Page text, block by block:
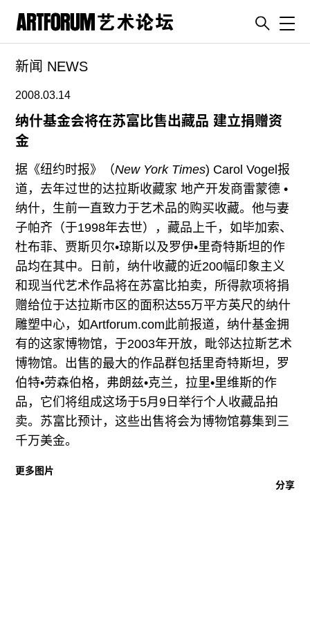
artguide
新闻
展评
杂志
专栏
视频
ENGLISH
ART & EDUCATION
广告
订阅
往期内容
联系我们
关注我们
新闻 NEWS
2008.03.14
纳什基金会将在苏富比售出藏品 建立捐赠资
金
据《纽约时报》（New York Times) Carol Vogel报
道，去年过世的达拉斯收藏家 地产开发商雷蒙德 •
纳什，生前一直致力于艺术品的购买收藏。他与妻
子帕齐（于1998年去世），藏品上千，如毕加索、
杜布菲、贾斯贝尔•琼斯以及罗伊•里奇特斯坦的作
品均在其中。日前，纳什收藏的近200幅印象主义
和现当代艺术作品将在苏富比拍卖，所得款项将捐
赠给位于达拉斯市区的面积达55万平方英尺的纳什
雕塑中心，如Artforum.com此前报道，纳什基金拥
有的这家博物馆，于2003年开放，毗邻达拉斯艺术
博物馆。出售的最大的作品群包括里奇特斯坦，罗
伯特•劳森伯格，弗朗兹•克兰，拉里•里维斯的作
品，它们将组成这场于5月9日举行个人收藏品拍
卖。苏富比预计，这些出售将会为博物馆募集到三
千万美金。
更多图片
分享